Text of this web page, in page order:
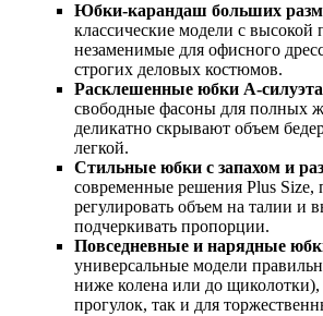
Юбки-карандаш больших
классические модели с высокой
незаменимые для офисного
строгих деловых костюмов.
Расклешенные юбки А-
свободные фасоны для полных
деликатно скрывают объем
легкой.
Стильные юбки с запахом и
современные решения Plus Size,
регулировать объем на талии и
подчеркивать пропорции.
Повседневные и нарядные
универсальные модели
ниже колена или до
прогулок, так и для